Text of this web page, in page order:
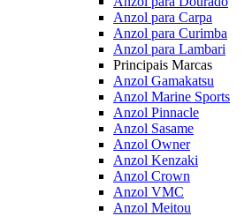
Anzol para Carpa
Anzol para Curimba
Anzol para Lambari
Principais Marcas
Anzol Gamakatsu
Anzol Marine Sports
Anzol Pinnacle
Anzol Sasame
Anzol Owner
Anzol Kenzaki
Anzol Crown
Anzol VMC
Anzol Meitou